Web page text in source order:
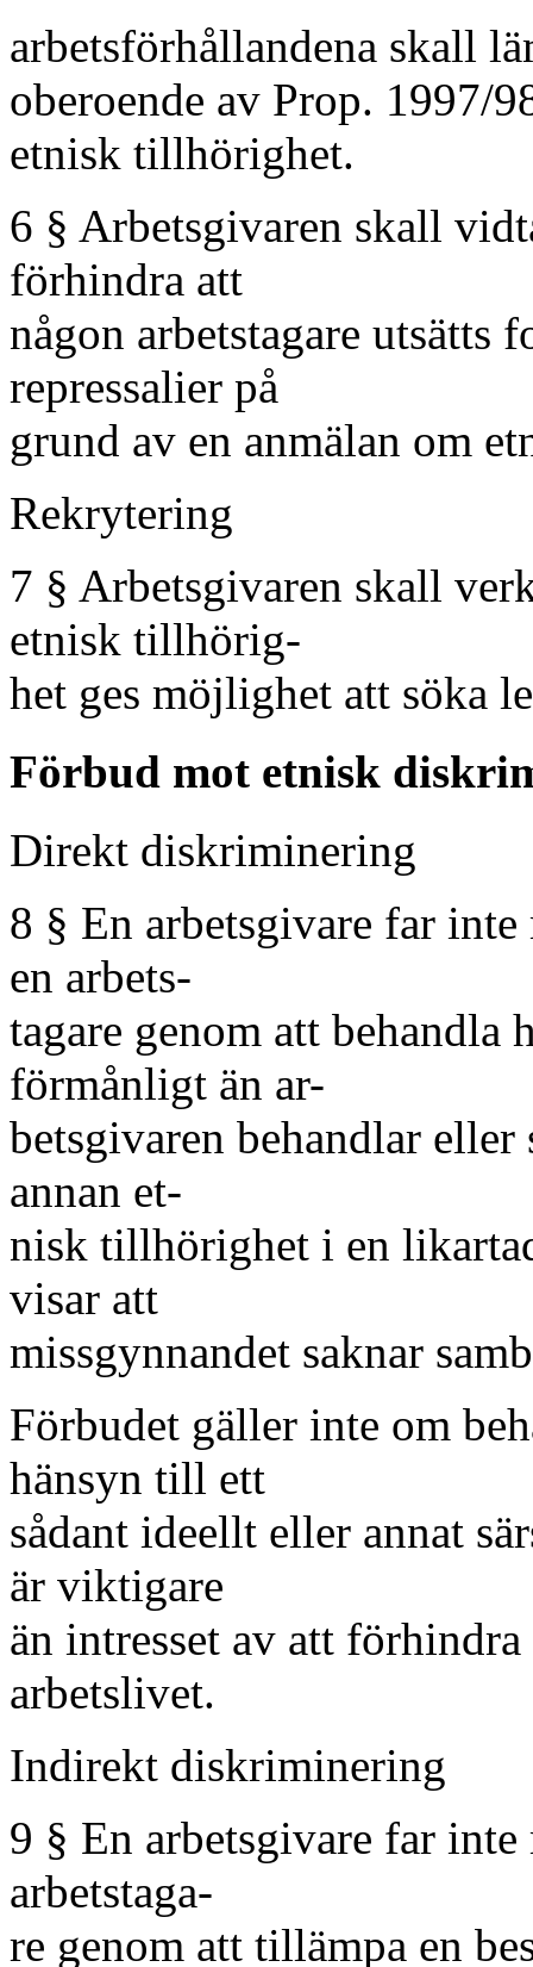
arbetsförhållandena skall
oberoende av Prop. 1997/
etnisk tillhörighet.
6 § Arbetsgivaren skall
förhindra att
någon arbetstagare utsätts
repressalier på
grund av en anmälan om
Rekrytering
7 § Arbetsgivaren skall
etnisk tillhörig-
het ges möjlighet att söka
Förbud mot etnisk
Direkt diskriminering
8 § En arbetsgivare far inte
en arbets-
tagare genom att behandla
förmånligt än ar-
betsgivaren behandlar
annan et-
nisk tillhörighet i en
visar att
missgynnandet saknar
Förbudet gäller inte om
hänsyn till ett
sådant ideellt eller annat
är viktigare
än intresset av att
arbetslivet.
Indirekt diskriminering
9 § En arbetsgivare far inte
arbetstaga-
re genom att tillämpa en